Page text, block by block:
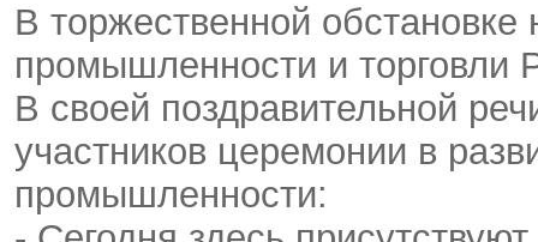
В торжественной
промышленности и
В своей поздравительной
участников церемонии в
промышленности: